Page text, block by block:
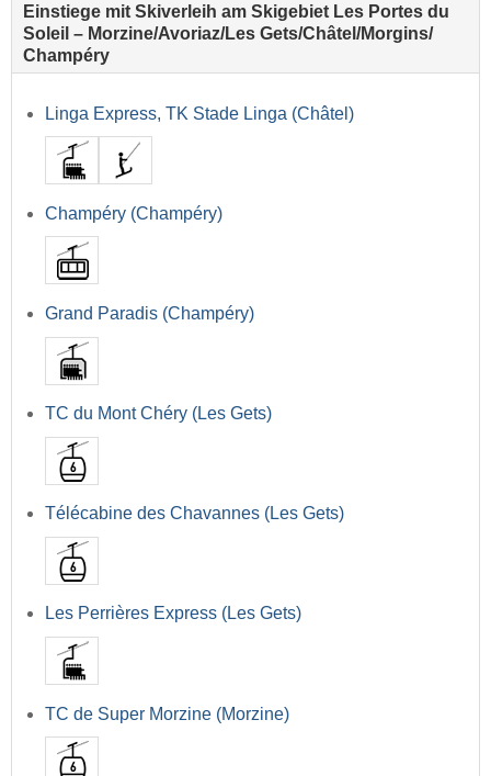
Einstiege mit Skiverleih am Skigebiet Les Portes du
Soleil – Morzine/​Avoriaz/​Les Gets/​Châtel/​Morgins/​
Champéry
Linga Express, TK Stade Linga (Châtel)
Champéry (Champéry)
Grand Paradis (Champéry)
TC du Mont Chéry (Les Gets)
Télécabine des Chavannes (Les Gets)
Les Perrières Express (Les Gets)
TC de Super Morzine (Morzine)